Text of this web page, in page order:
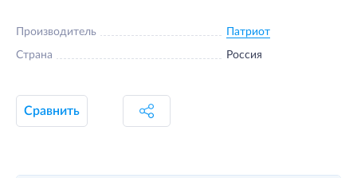
Производитель Патриот
Страна Россия
Сравнить